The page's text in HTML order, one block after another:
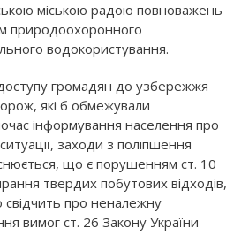
міською радою повноважень
природоохоронного
водокористування.
громадян до узбережжя
які б обмежували
інформування населення про
заходи з поліпшення
що є порушенням ст. 10
твердих побутових відходів,
свідчить про неналежну
вимог ст. 26 Закону України